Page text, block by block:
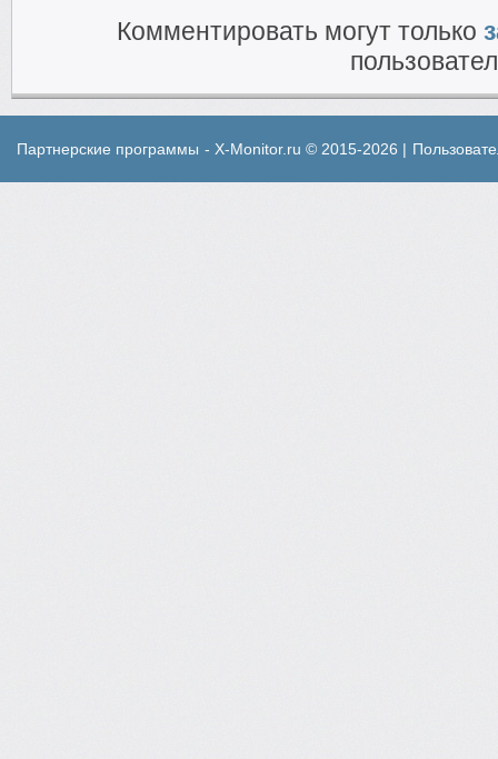
Комментировать могут только
Партнерские программы - X-Monitor.ru © 2015-2026 |